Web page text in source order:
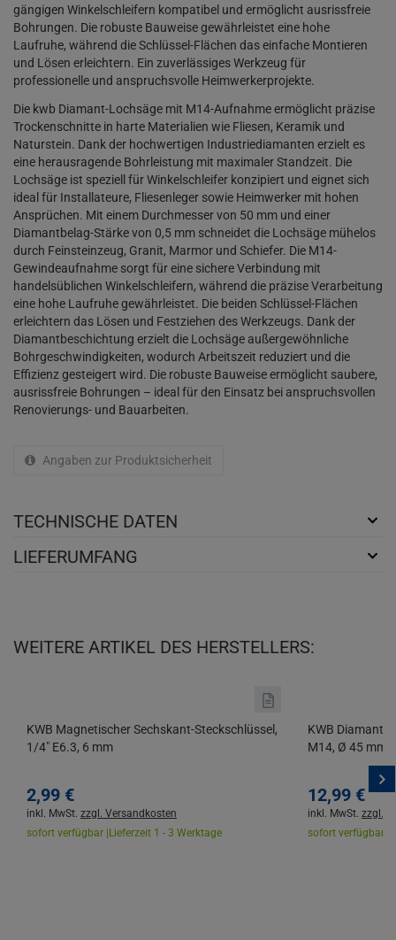
gängigen Winkelschleifern kompatibel und ermöglicht ausrissfreie
Bohrungen. Die robuste Bauweise gewährleistet eine hohe
Laufruhe, während die Schlüssel-Flächen das einfache Montieren
und Lösen erleichtern. Ein zuverlässiges Werkzeug für
professionelle und anspruchsvolle Heimwerkerprojekte.
Die kwb Diamant-Lochsäge mit M14-Aufnahme ermöglicht präzise
Trockenschnitte in harte Materialien wie Fliesen, Keramik und
Naturstein. Dank der hochwertigen Industriediamanten erzielt es
eine herausragende Bohrleistung mit maximaler Standzeit. Die
Lochsäge ist speziell für Winkelschleifer konzipiert und eignet sich
ideal für Installateure, Fliesenleger sowie Heimwerker mit hohen
Ansprüchen. Mit einem Durchmesser von 50 mm und einer
Diamantbelag-Stärke von 0,5 mm schneidet die Lochsäge mühelos
durch Feinsteinzeug, Granit, Marmor und Schiefer. Die M14-
Gewindeaufnahme sorgt für eine sichere Verbindung mit
handelsüblichen Winkelschleifern, während die präzise Verarbeitung
eine hohe Laufruhe gewährleistet. Die beiden Schlüssel-Flächen
erleichtern das Lösen und Festziehen des Werkzeugs. Dank der
Diamantbeschichtung erzielt die Lochsäge außergewöhnliche
Bohrgeschwindigkeiten, wodurch Arbeitszeit reduziert und die
Effizienz gesteigert wird. Die robuste Bauweise ermöglicht saubere,
ausrissfreie Bohrungen – ideal für den Einsatz bei anspruchsvollen
Renovierungs- und Bauarbeiten.
Angaben zur Produktsicherheit
TECHNISCHE DATEN
LIEFERUMFANG
WEITERE ARTIKEL DES HERSTELLERS:
KWB Magnetischer Sechskant-Steckschlüssel,
1/4" E6.3, 6 mm
2,99 €
inkl. MwSt. zzgl. Versandkosten
sofort verfügbar | Lieferzeit 1 - 3 Werktage
KWB Diamant-
M14, Ø 45 mm
12,99 €
inkl. MwSt. zzgl.
sofort verfügbar |